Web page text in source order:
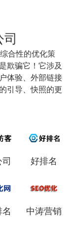
合性的优化策
欺骗它！它涉及
体验、外部链接
引导、快照的更
好排名
中涛营销